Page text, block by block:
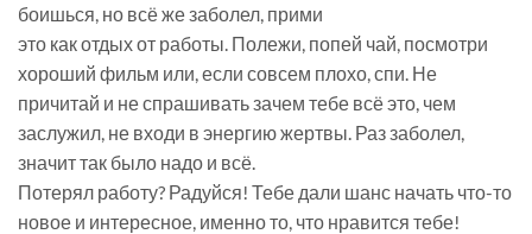
боишься, но всё же заболел, прими
это как отдых от работы. Полежи, попей чай, посмотри
хороший фильм или, если совсем плохо, спи. Не
причитай и не спрашивать зачем тебе всё это, чем
заслужил, не входи в энергию жертвы. Раз заболел,
значит так было надо и всё.
Потерял работу? Радуйся! Тебе дали шанс начать что-то
новое и интересное, именно то, что нравится тебе!